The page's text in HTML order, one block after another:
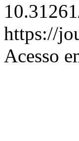
https://
Acesso